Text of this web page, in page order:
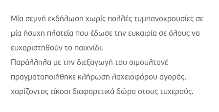
Μία σεμνή εκδήλωση χωρίς πολλές τυμπανοκρουσίες σε
μία ήσυχη πλατεία που έδωσε την ευκαιρία σε όλους να
ευχαριστηθούν το παιχνίδι.
Παράλληλα με την διεξαγωγή του σιμουλτανέ
πραγματοποιήθηκε κλήρωση λαχειοφόρου αγοράς,
χαρίζοντας είκοσι διαφορετικά δώρα στους τυχερούς.